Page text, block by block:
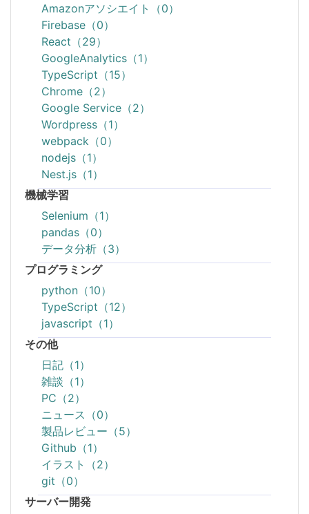
Amazonアソシエイト（0）
Firebase（0）
React（29）
GoogleAnalytics（1）
TypeScript（15）
Chrome（2）
Google Service（2）
Wordpress（1）
webpack（0）
nodejs（1）
Nest.js（1）
機械学習
Selenium（1）
pandas（0）
データ分析（3）
プログラミング
python（10）
TypeScript（12）
javascript（1）
その他
日記（1）
雑談（1）
PC（2）
ニュース（0）
製品レビュー（5）
Github（1）
イラスト（2）
git（0）
サーバー開発